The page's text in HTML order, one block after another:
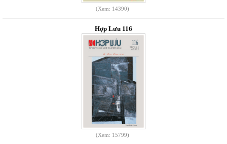
(Xem: 14390)
Hợp Lưu 116
(Xem: 15799)